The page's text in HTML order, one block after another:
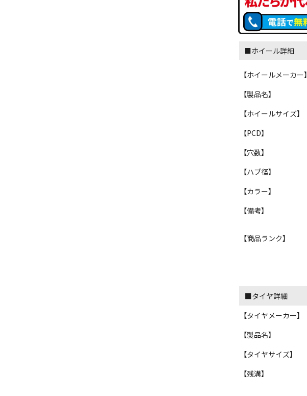
■ホイール詳細
【ホイールメーカー】
【製品名】
【ホイールサイズ】
【PCD】
【穴数】
【ハブ径】
【カラー】
【備考】
【商品ランク】
■タイヤ詳細
【タイヤメーカー】
【製品名】
【タイヤサイズ】
【残溝】